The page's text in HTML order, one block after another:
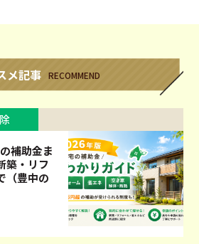
メ記事 RECOMMEND
補助金ま
築・リフ
（豊中の